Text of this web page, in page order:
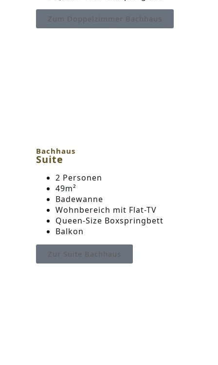
Zum Doppelzimmer Bachhaus
Bachhaus
Suite
2 Personen
49m²
Badewanne
Wohnbereich mit Flat-TV
Queen-Size Boxspringbett
Balkon
Zur Suite Bachhaus